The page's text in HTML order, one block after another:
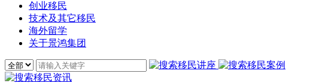
创业移民
技术及其它移民
海外留学
关于景鸿集团